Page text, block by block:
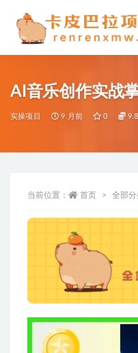
AI音乐创作实战
实操项目 9 月前 0 9.8
当前位置： 首页 全部分